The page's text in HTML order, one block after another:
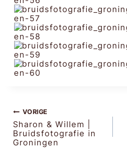
BERICHT
NAVIGATIE
VORIGE
Sharon & Willem |
Bruidsfotografie in
Groningen